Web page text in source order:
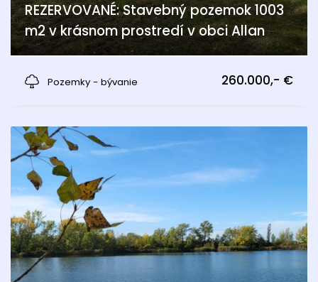
REZERVOVANÉ: Stavebný pozemok 1003
m2 v krásnom prostredí v obci Allan
Pozemky - bývanie
260.000,- €